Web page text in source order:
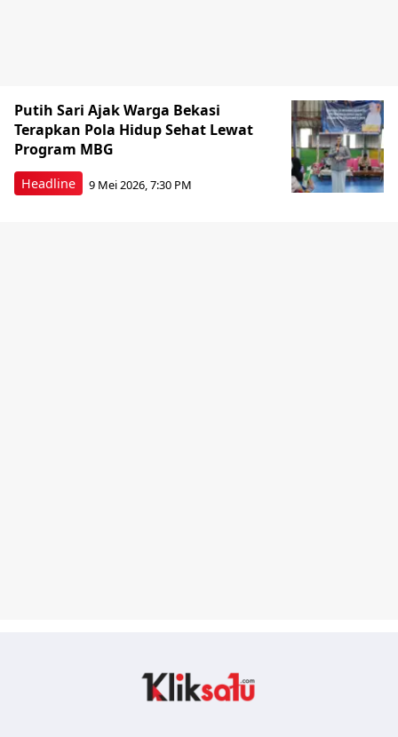
Headline
Putih Sari Ajak Warga Bekasi
Terapkan Pola Hidup Sehat Lewat
Program MBG
9 Mei 2026, 7:30 PM